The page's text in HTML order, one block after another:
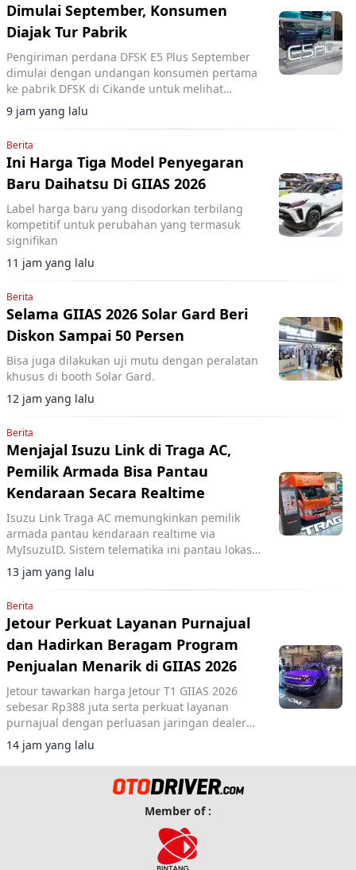
Dimulai September, Konsumen
Diajak Tur Pabrik
Pengiriman perdana DFSK E5 Plus September
dimulai dengan undangan konsumen pertama
ke pabrik DFSK di Cikande untuk melihat
proses produksi PHEV.
9 jam yang lalu
Berita
Ini Harga Tiga Model Penyegaran
Baru Daihatsu Di GIIAS 2026
Label harga baru yang disodorkan terbilang
kompetitif untuk perubahan yang termasuk
signifikan
11 jam yang lalu
Berita
Selama GIIAS 2026 Solar Gard Beri
Diskon Sampai 50 Persen
Bisa juga dilakukan uji mutu dengan peralatan
khusus di booth Solar Gard.
12 jam yang lalu
Berita
Menjajal Isuzu Link di Traga AC,
Pemilik Armada Bisa Pantau
Kendaraan Secara Realtime
Isuzu Link Traga AC memungkinkan pemilik
armada pantau kendaraan realtime via
MyIsuzuID. Sistem telematika ini pantau lokasi,
kecepatan, dan operasional kendaraan.
13 jam yang lalu
Berita
Jetour Perkuat Layanan Purnajual
dan Hadirkan Beragam Program
Penjualan Menarik di GIIAS 2026
Jetour tawarkan harga Jetour T1 GIIAS 2026
sebesar Rp388 juta serta perkuat layanan
purnajual dengan perluasan jaringan dealer
hingga 40 showroom di GIIAS 2026.
14 jam yang lalu
Member of :